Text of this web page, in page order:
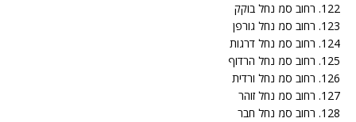
122. רחוב סמ נחל בוקק
123. רחוב סמ נחל גורפן
124. רחוב סמ נחל דרגות
125. רחוב סמ נחל הרדוף
126. רחוב סמ נחל ורדית
127. רחוב סמ נחל זוהר
128. רחוב סמ נחל חבר